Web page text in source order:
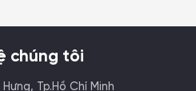
chúng tôi
Tp.Hồ Chí Minh